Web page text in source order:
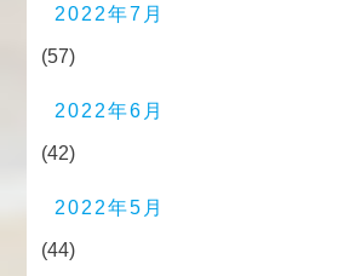
2022年7月
(57)
2022年6月
(42)
2022年5月
(44)